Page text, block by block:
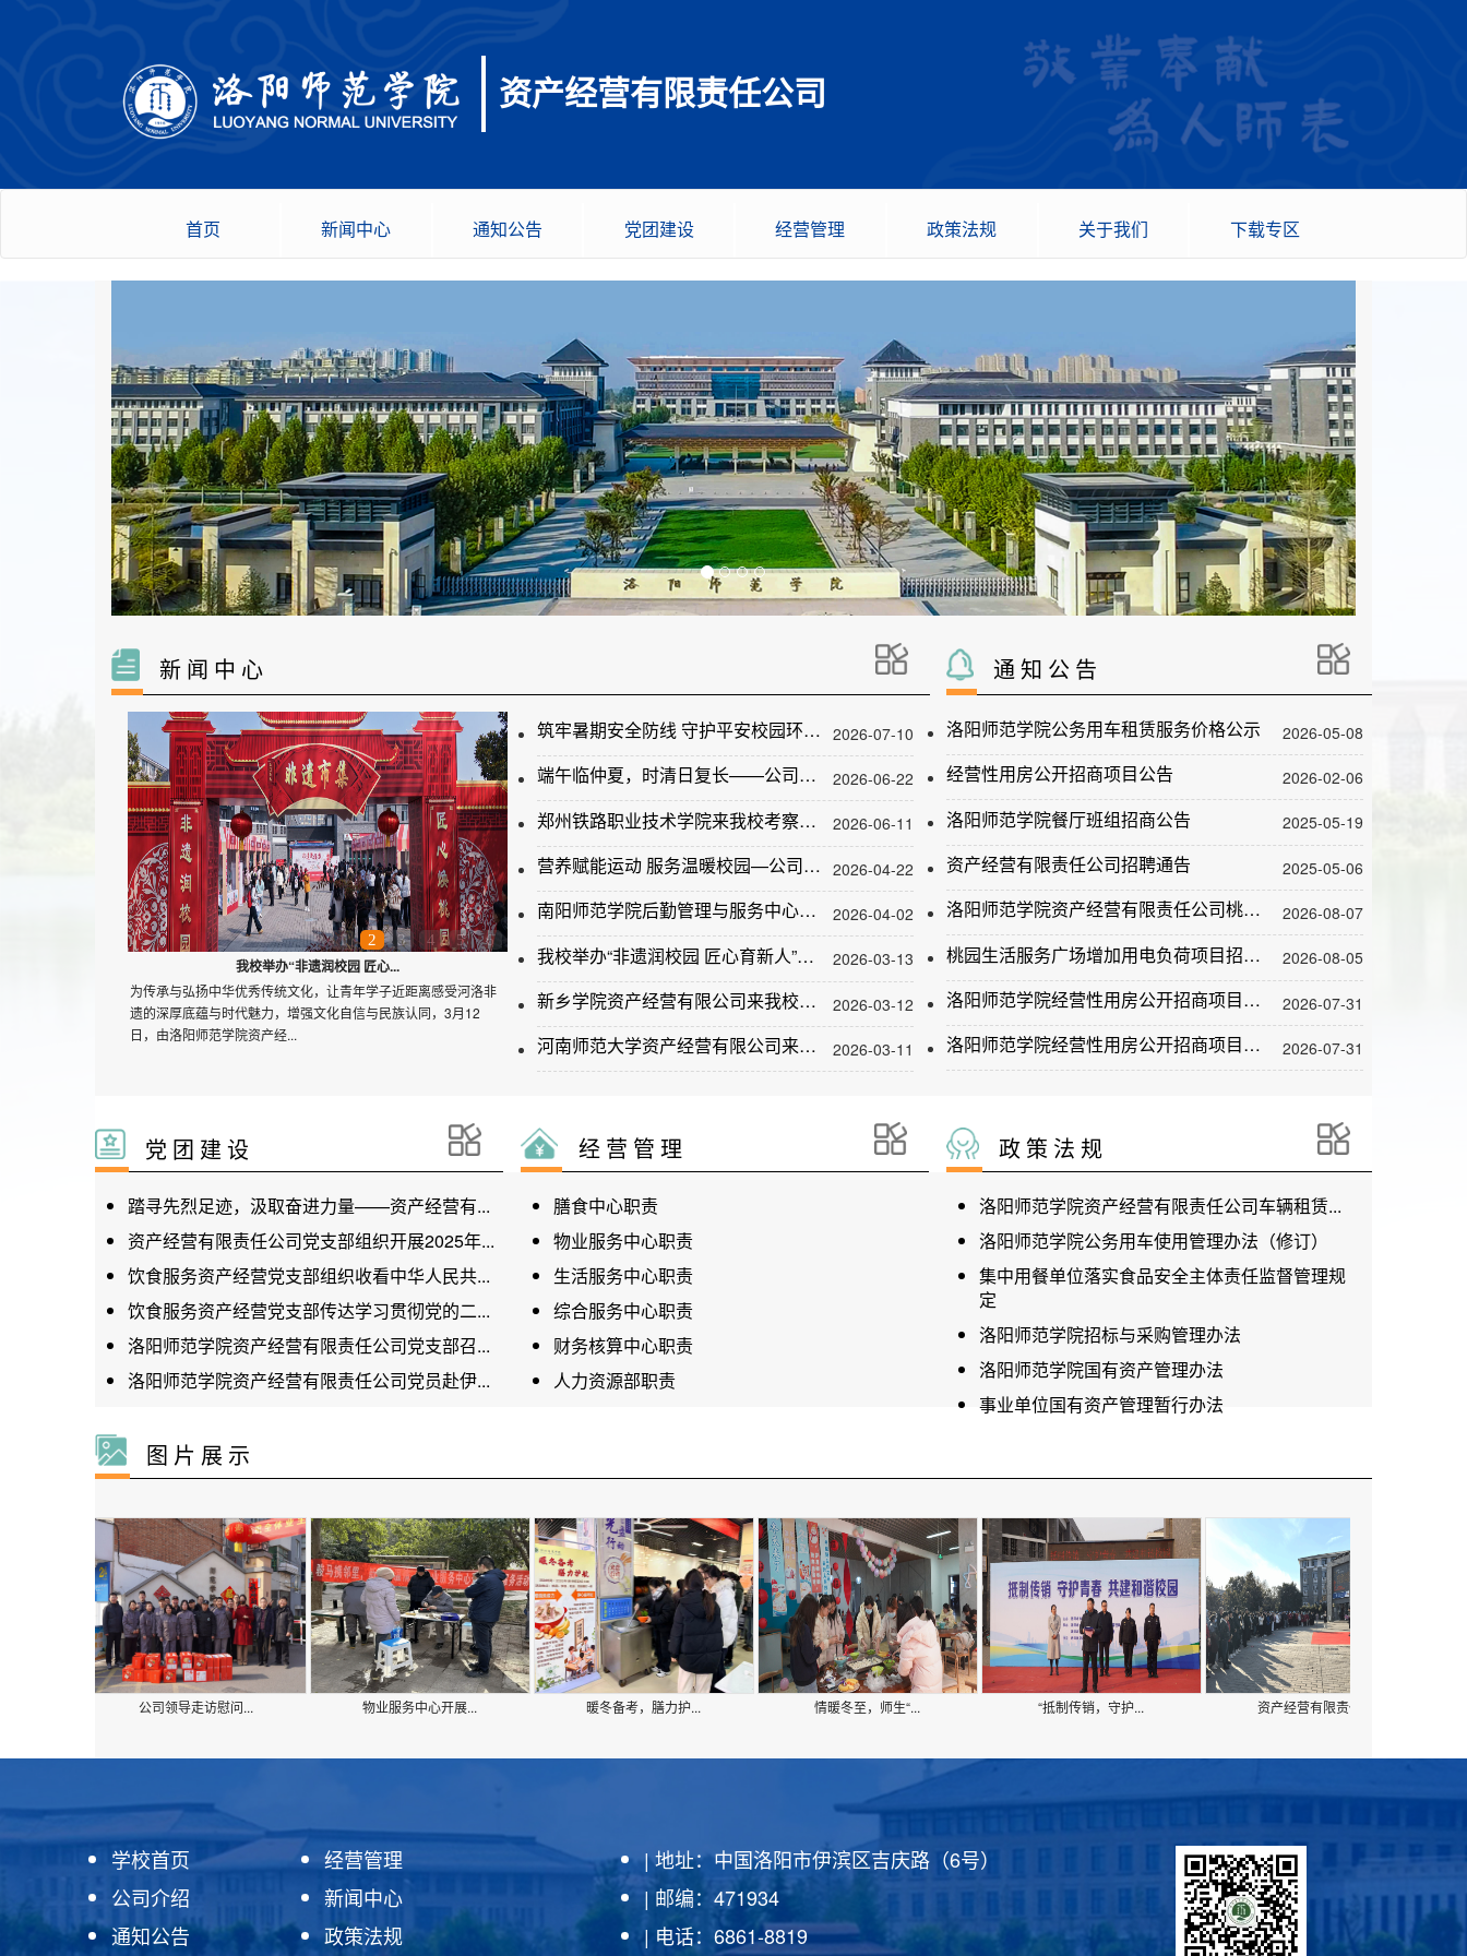
资产经营有限责任公司
首页 新闻中心 通知公告 党团建设 经营管理 政策法规 关于我们 下载专区
新 闻 中 心
1 2 3 4 5 6
公司领导走访慰问春节在岗员工
岁寒情深暖意浓，殷殷关爱沁人心。2月17日，正是农历大年初
一，公司总经理乔景润带队看望慰问春节期间坚守岗位的公司一
线员工，向大家致以马年...
筑牢暑期安全防线 守护平安校园环境 ——公司开展暑期安全专项检查 2026-07-10
端午临仲夏，时清日复长——公司开展端午节主题系列活动 2026-06-22
郑州铁路职业技术学院来我校考察交流 2026-06-11
营养赋能运动 服务温暖校园—公司开展营养早餐主题活动 2026-04-22
南阳师范学院后勤管理与服务中心来我校考察交流 2026-04-02
我校举办“非遗润校园 匠心育新人”河洛非遗文化市集进校园活动 2026-03-13
新乡学院资产经营有限公司来我校考察交流 2026-03-12
河南师范大学资产经营有限公司来我校考察交流 2026-03-11
通 知 公 告
洛阳师范学院公务用车租赁服务价格公示 2026-05-08
经营性用房公开招商项目公告 2026-02-06
洛阳师范学院餐厅班组招商公告 2025-05-19
资产经营有限责任公司招聘通告 2025-05-06
洛阳师范学院资产经营有限责任公司桃园生活超市招租项目 成交公告 2026-08-07
桃园生活服务广场增加用电负荷项目招标公告 2026-08-05
洛阳师范学院经营性用房公开招商项目结果公告W2026006A 2026-07-31
洛阳师范学院经营性用房公开招商项目结果公告W2026005 2026-07-31
党 团 建 设
踏寻先烈足迹，汲取奋进力量——资产经营有...
资产经营有限责任公司党支部组织开展2025年...
饮食服务资产经营党支部组织收看中华人民共...
饮食服务资产经营党支部传达学习贯彻党的二...
洛阳师范学院资产经营有限责任公司党支部召...
洛阳师范学院资产经营有限责任公司党员赴伊...
经 营 管 理
膳食中心职责
物业服务中心职责
生活服务中心职责
综合服务中心职责
财务核算中心职责
人力资源部职责
政 策 法 规
洛阳师范学院资产经营有限责任公司车辆租赁...
洛阳师范学院公务用车使用管理办法（修订）
集中用餐单位落实食品安全主体责任监督管理规
定
洛阳师范学院招标与采购管理办法
洛阳师范学院国有资产管理办法
事业单位国有资产管理暂行办法
图 片 展 示
公司领导走访慰问... 物业服务中心开展... 暖冬备考，膳力护... 情暖冬至，师生“... “抵制传销，守护... 资产经营有限责任...
学校首页
公司介绍
通知公告
经营管理
新闻中心
政策法规
| 地址：中国洛阳市伊滨区吉庆路（6号）
| 邮编：471934
| 电话：6861-8819